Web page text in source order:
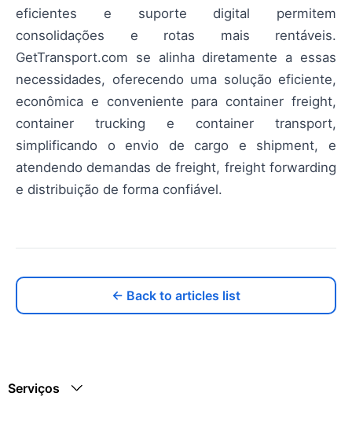
eficientes e suporte digital permitem
consolidações e rotas mais rentáveis.
GetTransport.com se alinha diretamente a essas
necessidades, oferecendo uma solução eficiente,
econômica e conveniente para container freight,
container trucking e container transport,
simplificando o envio de cargo e shipment, e
atendendo demandas de freight, freight forwarding
e distribuição de forma confiável.
← Back to articles list
Serviços